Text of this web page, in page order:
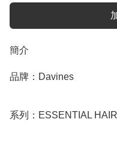
簡介
品牌：Davines
系列：ESSENTIAL